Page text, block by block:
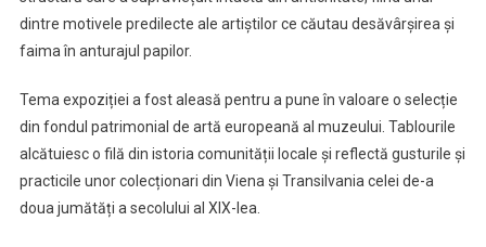
dintre motivele predilecte ale artiștilor ce căutau desăvârșirea și
faima în anturajul papilor.
Tema expoziției a fost aleasă pentru a pune în valoare o selecție
din fondul patrimonial de artă europeană al muzeului. Tablourile
alcătuiesc o filă din istoria comunității locale și reflectă gusturile și
practicile unor colecționari din Viena și Transilvania celei de-a
doua jumătăți a secolului al XIX-lea.